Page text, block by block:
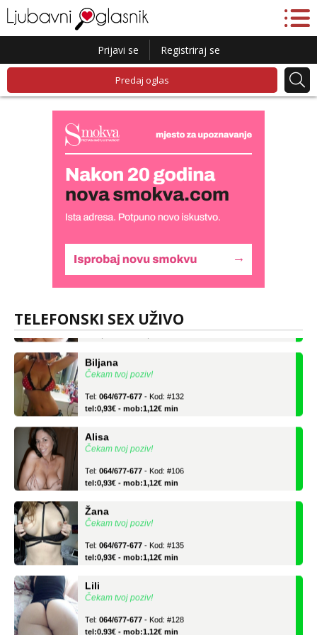
Prijavi se Registriraj se
Predaj oglas
TELEFONSKI SEX UŽIVO
Tel:064/677-677 - Kod: #69
tel:0,93€ - mob:1,12€ min
Čekam tvoj poziv!
tel:0,93€ - mob:1,12€ min
Čekam tvoj poziv!
tel:0,93€ - mob:1,12€ min
Čekam tvoj poziv!
tel:0,93€ - mob:1,12€ min
Čekam tvoj poziv!
tel:0,93€ - mob:1,12€ min